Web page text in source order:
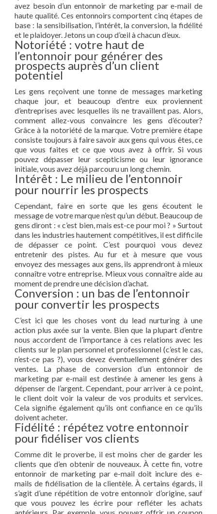
avez besoin d’un entonnoir de marketing par e-mail de
haute qualité. Ces entonnoirs comportent cinq étapes de
base : la sensibilisation, l’intérêt, la conversion, la fidélité
et le plaidoyer. Jetons un coup d’œil à chacun d’eux.
Notoriété : votre haut de
l’entonnoir pour générer des
prospects auprès d’un client
potentiel
Les gens reçoivent une tonne de messages marketing
chaque jour, et beaucoup d’entre eux proviennent
d’entreprises avec lesquelles ils ne travaillent pas. Alors,
comment allez-vous convaincre les gens d’écouter?
Grâce à la notoriété de la marque. Votre première étape
consiste toujours à faire savoir aux gens qui vous êtes, ce
que vous faites et ce que vous avez à offrir. Si vous
pouvez dépasser leur scepticisme ou leur ignorance
initiale, vous avez déjà parcouru un long chemin.
Intérêt : Le milieu de l’entonnoir
pour nourrir les prospects
Cependant, faire en sorte que les gens écoutent le
message de votre marque n’est qu’un début. Beaucoup de
gens diront : « c’est bien, mais est-ce pour moi ? » Surtout
dans les industries hautement compétitives, il est difficile
de dépasser ce point. C’est pourquoi vous devez
entretenir des pistes. Au fur et à mesure que vous
envoyez des messages aux gens, ils apprendront à mieux
connaître votre entreprise. Mieux vous connaître aide au
moment de prendre une décision d’achat.
Conversion : un bas de l’entonnoir
pour convertir les prospects
C’est ici que les choses vont du lead nurturing à une
action plus axée sur la vente. Bien que la plupart d’entre
nous accordent de l’importance à ces relations avec les
clients sur le plan personnel et professionnel (c’est le cas,
n’est-ce pas ?), vous devez éventuellement générer des
ventes. La phase de conversion d’un entonnoir de
marketing par e-mail est destinée à amener les gens à
dépenser de l’argent. Cependant, pour arriver à ce point,
le client doit voir la valeur de vos produits et services.
Cela signifie également qu’ils ont confiance en ce qu’ils
doivent acheter.
Fidélité : répétez votre entonnoir
pour fidéliser vos clients
Comme dit le proverbe, il est moins cher de garder les
clients que d’en obtenir de nouveaux. À cette fin, votre
entonnoir de marketing par e-mail doit inclure des e-
mails de fidélisation de la clientèle. À certains égards, il
s’agit d’une répétition de votre entonnoir d’origine, sauf
que vous pouvez les écrire pour refléter les achats
antérieurs. Par exemple, vous pouvez offrir un coupon